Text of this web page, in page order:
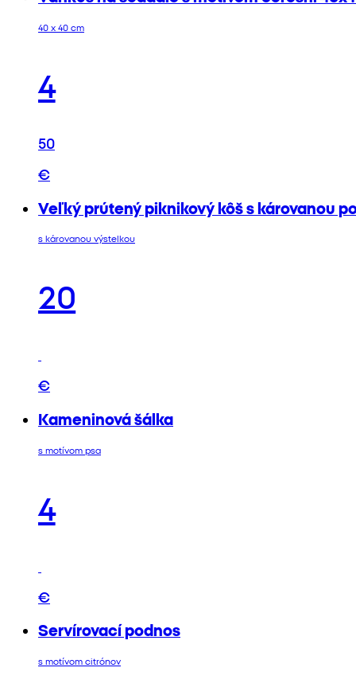
40 x 40 cm
4
50
€
Veľký prútený piknikový kôš s károvanou
s károvanou výstelkou
20
€
Kameninová šálka
s motívom psa
4
€
Servírovací podnos
s motívom citrónov